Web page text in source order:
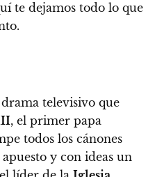
te dejamos todo lo que
drama televisivo que
, el primer papa
todos los cánones
apuesto y con ideas un